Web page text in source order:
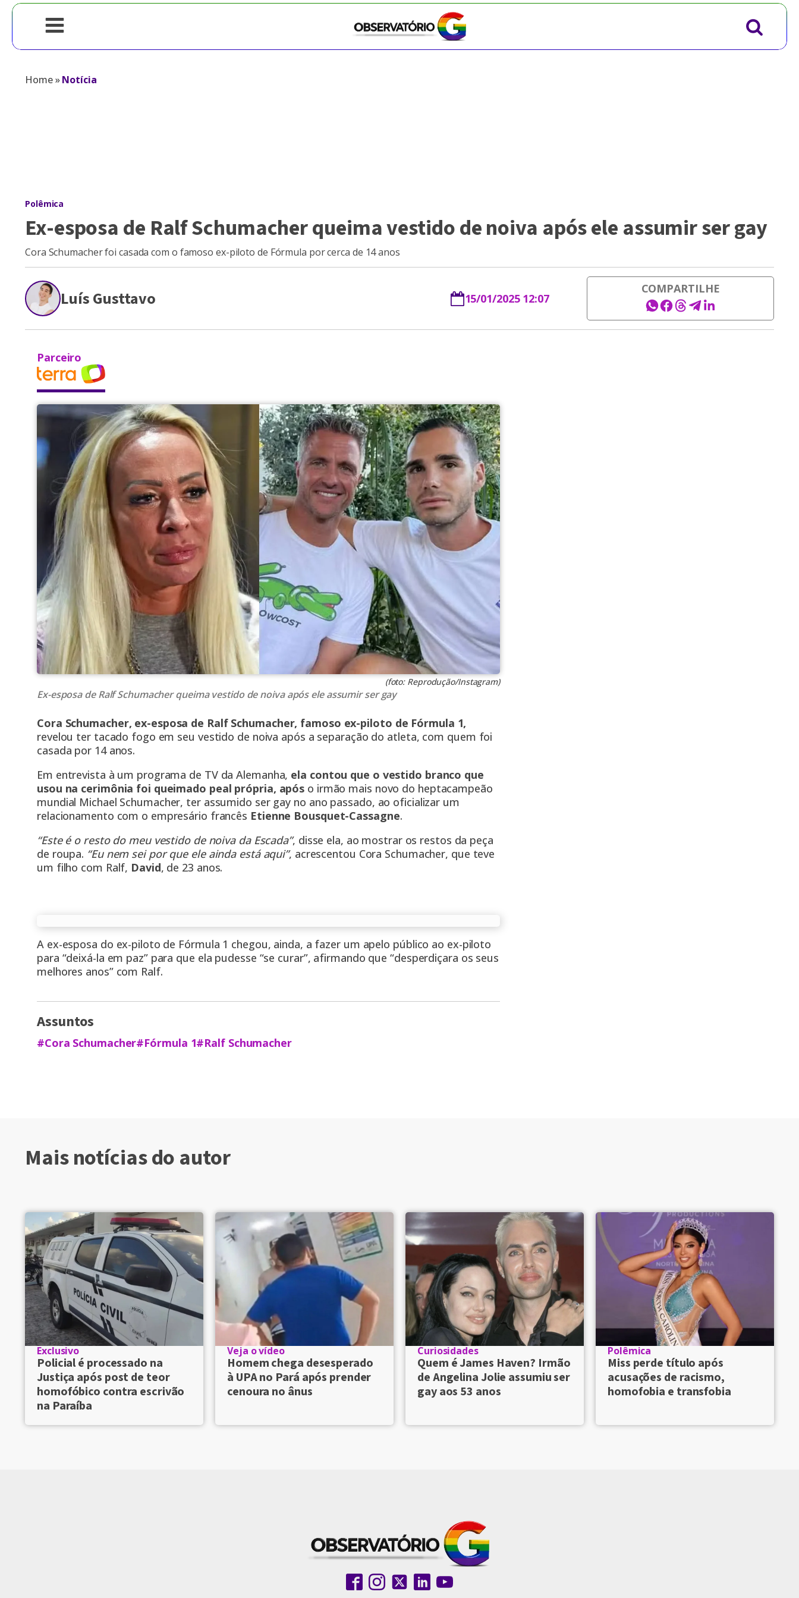
Home»Notícia
Polêmica
Ex-esposa de Ralf Schumacher queima vestido de noiva após ele assumir ser gay
Cora Schumacher foi casada com o famoso ex-piloto de Fórmula por cerca de 14 anos
Luís Gusttavo 15/01/2025 12:07
COMPARTILHE
Parceiro
(foto: Reprodução/Instagram)
Ex-esposa de Ralf Schumacher queima vestido de noiva após ele assumir ser gay
Cora Schumacher, ex-esposa de Ralf Schumacher, famoso ex-piloto de Fórmula 1,
revelou ter tacado fogo em seu vestido de noiva após a separação do atleta, com quem foi
casada por 14 anos.
Em entrevista à um programa de TV da Alemanha, ela contou que o vestido branco que
usou na cerimônia foi queimado peal própria, após o irmão mais novo do heptacampeão
mundial Michael Schumacher, ter assumido ser gay no ano passado, ao oficializar um
relacionamento com o empresário francês Etienne Bousquet-Cassagne.
“Este é o resto do meu vestido de noiva da Escada”, disse ela, ao mostrar os restos da peça
de roupa. “Eu nem sei por que ele ainda está aqui”, acrescentou Cora Schumacher, que teve
um filho com Ralf, David, de 23 anos.
A ex-esposa do ex-piloto de Fórmula 1 chegou, ainda, a fazer um apelo público ao ex-piloto
para “deixá-la em paz” para que ela pudesse “se curar”, afirmando que “desperdiçara os seus
melhores anos” com Ralf.
Assuntos
#Cora Schumacher#Fórmula 1#Ralf Schumacher
Mais notícias do autor
Exclusivo
Policial é processado na
Justiça após post de teor
homofóbico contra escrivão
na Paraíba
Veja o vídeo
Homem chega desesperado
à UPA no Pará após prender
cenoura no ânus
Curiosidades
Quem é James Haven? Irmão
de Angelina Jolie assumiu ser
gay aos 53 anos
Polêmica
Miss perde título após
acusações de racismo,
homofobia e transfobia